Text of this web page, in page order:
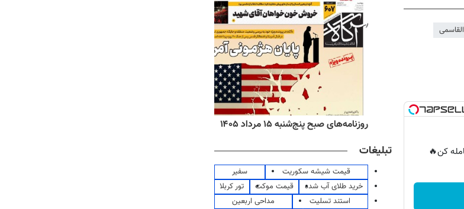
کن🔥
روزنامه‌های صبح پنج‌شنبه ۱۵ مرداد ۱۴۰۵
تبلیغات
قیمت شیشه سکوریت
سفیر
خرید طلای آب شده
قیمت موکت
تور کربلا
استند تسلیت
مداحی اربعین